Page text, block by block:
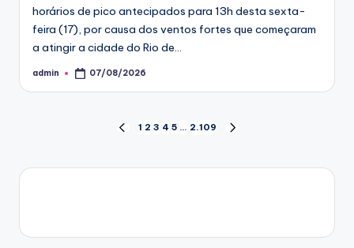
horários de pico antecipados para 13h desta sexta-
feira (17), por causa dos ventos fortes que começaram
a atingir a cidade do Rio de…
Posted
admin 07/08/2026
Paginação
de
PREVIOUS
1 2 3 4 5 … 2.109